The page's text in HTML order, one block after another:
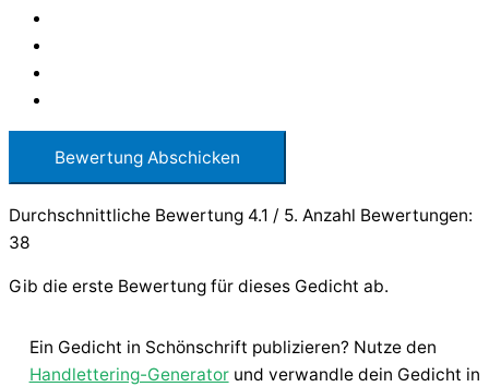
Bewertung Abschicken
Durchschnittliche Bewertung 4.1 / 5. Anzahl Bewertungen:
38
Gib die erste Bewertung für dieses Gedicht ab.
Ein Gedicht in Schönschrift publizieren? Nutze den
Handlettering-Generatorund verwandle dein Gedicht in